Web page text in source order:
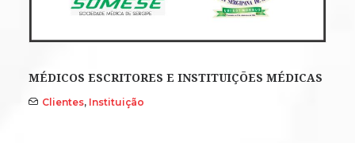
MÉDICOS ESCRITORES E INSTITUIÇÕES MÉDICAS
Clientes, Instituição